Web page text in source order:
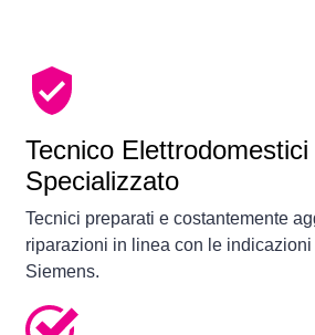
Tecnico
Specializzato
Tecnici preparati e costantemente
riparazioni in linea con le
Siemens.